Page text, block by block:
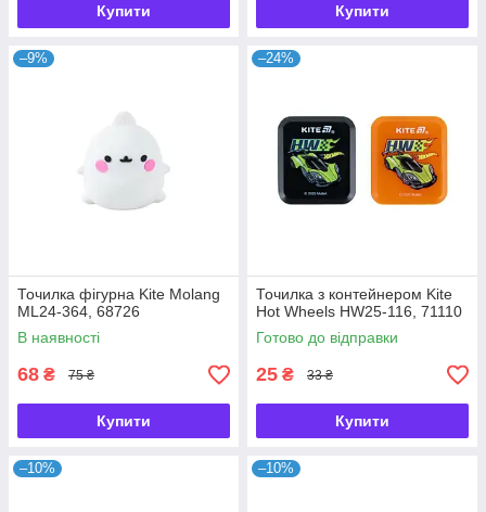
Купити Купити
–9%
Точилка фігурна Kite Molang
ML24-364, 68726
В наявності
68 ₴ 75 ₴
Купити
–24%
Точилка з контейнером Kite
Hot Wheels HW25-116, 71110
Готово до відправки
25 ₴ 33 ₴
Купити
–10% –10%